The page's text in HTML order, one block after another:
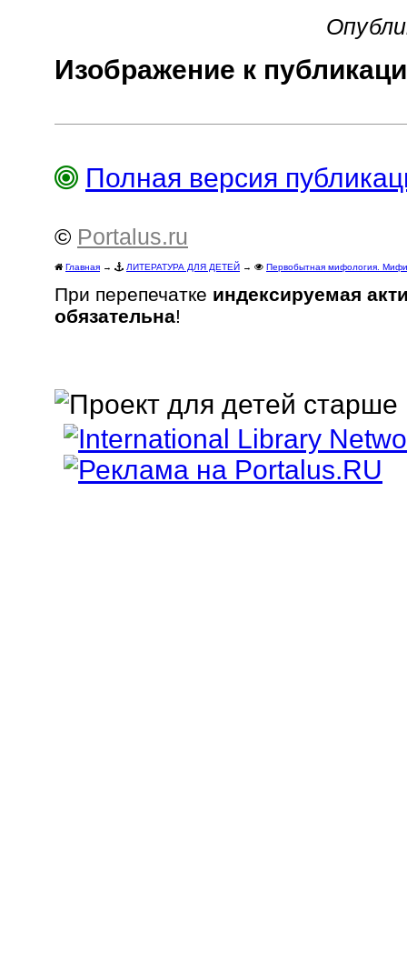
Изображение к
Полная версия
© Portalus.ru
Главная → ЛИТЕРАТУРА ДЛЯ ДЕТЕЙ → Первобытная мифология.
При перепечатке индексируемая
обязательна!